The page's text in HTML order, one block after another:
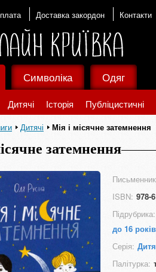
Доставка закордон Контакти
Дитячі Історія Публіцистичні
Символіка Одяг
Дитячі Мія і місячне затемнення
затемнення
ISBN: 978-
Підрубрика:
до 16 років
Серія:
Палітурка: